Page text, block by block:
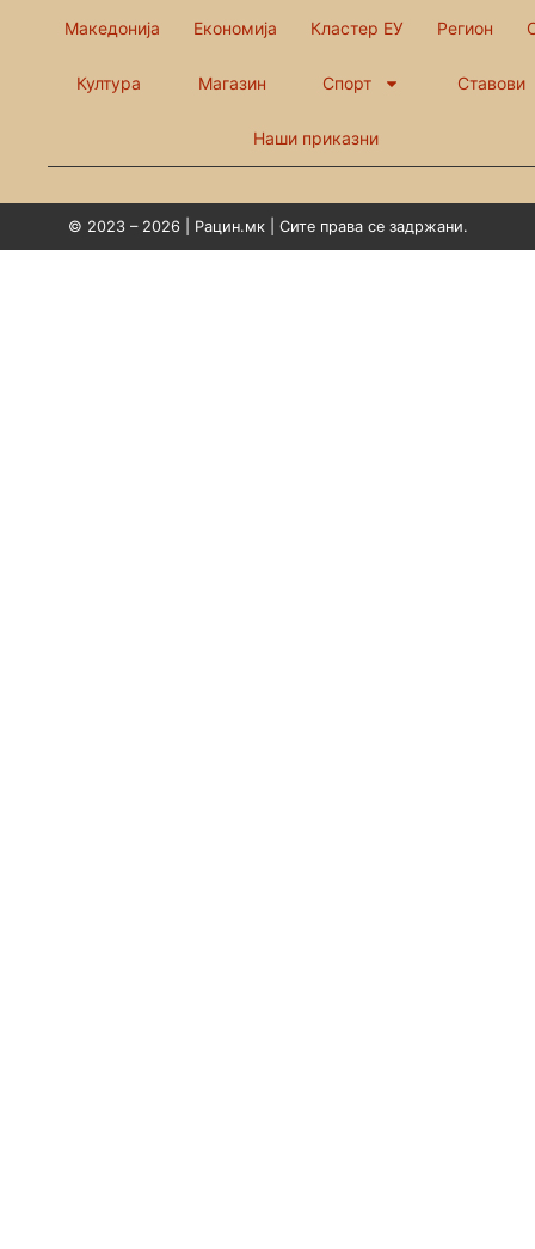
Македонија Економија Кластер ЕУ Регион
Култура Магазин Спорт Ставови
Наши приказни
© 2023 – 2026 | Рацин.мк | Сите права се задржани.